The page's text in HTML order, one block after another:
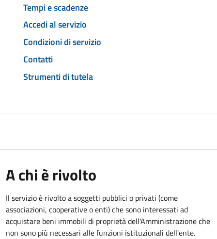
Tempi e scadenze
Accedi al servizio
Condizioni di servizio
Contatti
Strumenti di tutela
A chi è rivolto
Il servizio è rivolto a soggetti pubblici o privati (come
associazioni, cooperative o enti) che sono interessati ad
acquistare beni immobili di proprietà dell'Amministrazione che
non sono più necessari alle funzioni istituzionali dell'ente.